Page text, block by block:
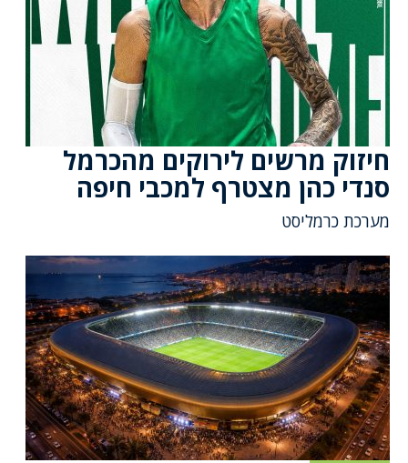
חיזוק מרשים לירוקים מהכרמל
סנדי כהן מצטרף למכבי חיפה
מערכת כרמליסט